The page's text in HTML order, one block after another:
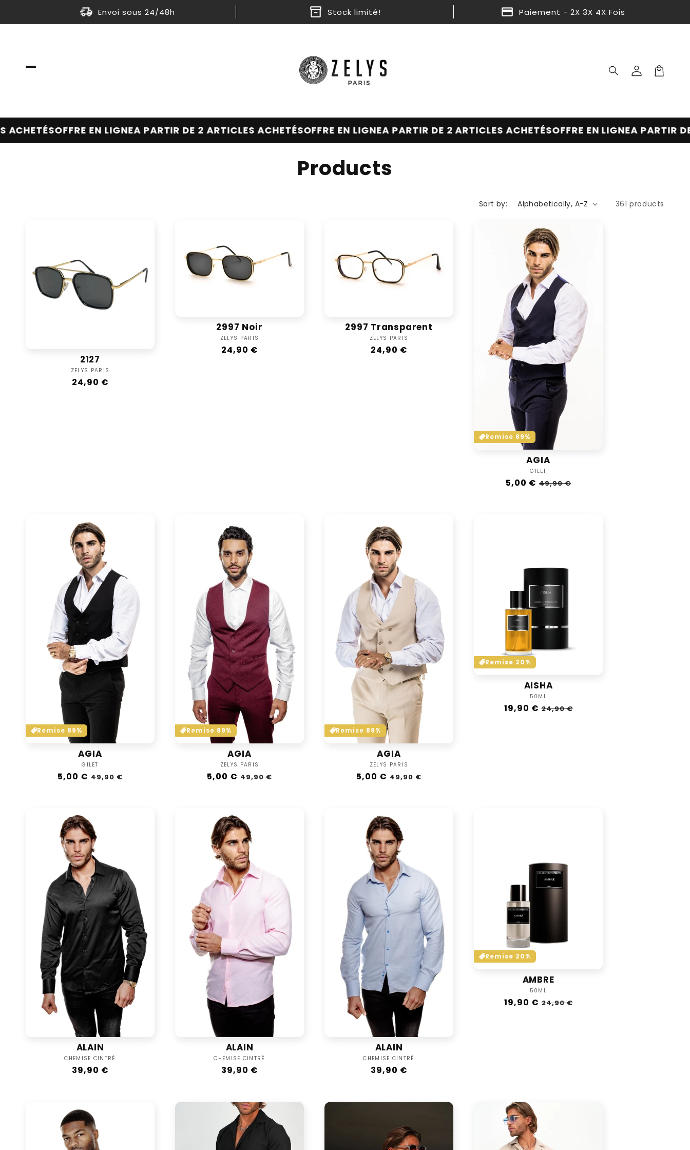
Envoi sous 24/48h Stock limité! Paiement - 2X 3X 4X Fois
Log
in
Cart
OFFRE EN LIGNE A PARTIR DE 2 ARTICLES ACHETÉSOFFRE EN LIGNE A PARTIR DE 2 ARTICLES ACHETÉSOFFRE EN LIGNE A PARTIR DE 2
C
Products
Sort by: 361 products
2127
Vendor:
ZELYS PARIS
Regular
24,90 €
2997 Noir
Vendor:
ZELYS PARIS
Regular
24,90 €
2997 Transparent
Vendor:
ZELYS PARIS
Regular
24,90 €
Remise 89%
AGIA
Vendor:
GILET
Regular
5,00 € Sale
49,90 €
Remise 89%
AGIA
Vendor:
GILET
Regular
5,00 € Sale
49,90 €
Remise 89%
AGIA
Vendor:
ZELYS PARIS
Regular
5,00 € Sale
49,90 €
Remise 89%
AGIA
Vendor:
ZELYS PARIS
Regular
5,00 € Sale
49,90 €
Remise 20%
AISHA
Vendor:
50ML
Regular
19,90 € Sale
24,90 €
ALAIN
Vendor:
CHEMISE CINTRÉ
Regular
39,90 €
ALAIN
Vendor:
CHEMISE CINTRÉ
Regular
39,90 €
ALAIN
Vendor:
CHEMISE CINTRÉ
Regular
39,90 €
Remise 20%
AMBRE
Vendor:
50ML
Regular
19,90 € Sale
24,90 €